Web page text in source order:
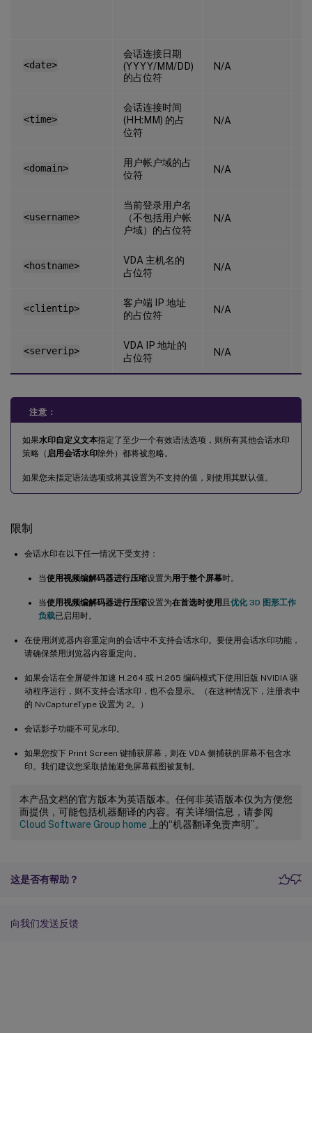
<date>
会话连接日期
(YYYY/MM/DD)
的占位符
N/A
<time>
会话连接时间
(HH:MM) 的占
位符
N/A
<domain>
用户帐户域的占
位符
N/A
<username>
当前登录用户名
（不包括用户帐
户域）的占位符
N/A
<hostname>
VDA 主机名的
占位符
N/A
<clientip>
客户端 IP 地址
的占位符
N/A
<serverip>
VDA IP 地址的
占位符
N/A
注意：
如果水印自定义文本指定了至少一个有效语法选项，则所有其他会话水印
策略（ 启用会话水印除外）都将被忽略。
如果您未指定语法选项或将其设置为不支持的值，则使用其默认值。
限制
会话水印在以下任一情况下受支持：
当使用视频编解码器进行压缩设置为用于整个屏幕时。
当使用视频编解码器进行压缩设置为在首选时使用 且 优化 3D 图形工作
负载已启用时。
在使用浏览器内容重定向的会话中不支持会话水印。要使用会话水印功能，
请确保禁用浏览器内容重定向。
如果会话在全屏硬件加速 H.264 或 H.265 编码模式下使用旧版 NVIDIA 驱
动程序运行，则不支持会话水印，也不会显示。（在这种情况下，注册表中
的 NvCaptureType 设置为 2。）
会话影子功能不可见水印。
如果您按下 Print Screen 键捕获屏幕，则在 VDA 侧捕获的屏幕不包含水
印。我们建议您采取措施避免屏幕截图被复制。
本产品文档的官方版本为英语版本。任何非英语版本仅为方便您
而提供，可能包括机器翻译的内容。有关详细信息，请参阅
Cloud Software Group home 上的“机器翻译免责声明”。
这是否有帮助？
向我们发送反馈